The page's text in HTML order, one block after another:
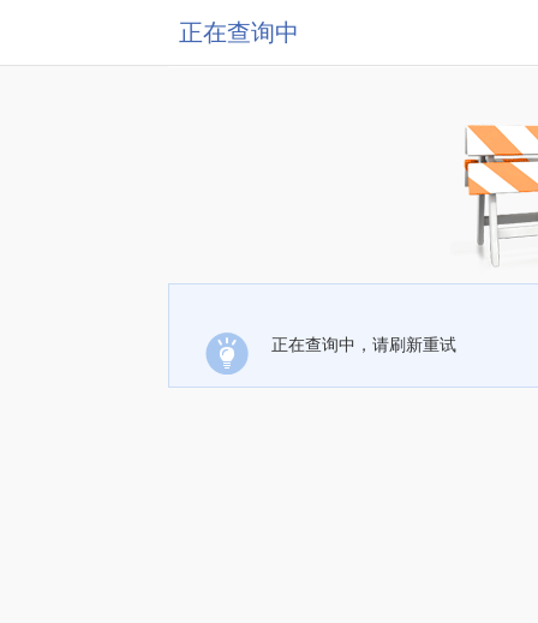
正在查询中
正在查询中，请刷新重试